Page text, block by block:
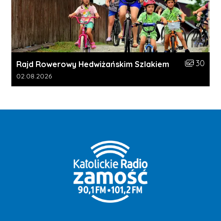
Rajd Rowerowy Hedwiżańskim Szlakiem Liczba
30
Data dodania galerii:
02.08.2026